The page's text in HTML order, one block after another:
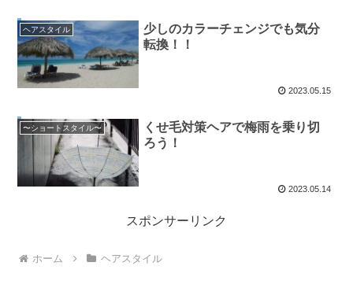
ヘアスタイル
少しのカラーチェンジでも気分
転換！！
2023.05.15
〜ショートスタイル〜
くせ毛対策ヘアで梅雨を乗り切
ろう！
2023.05.14
スポンサーリンク
ホーム ヘアスタイル